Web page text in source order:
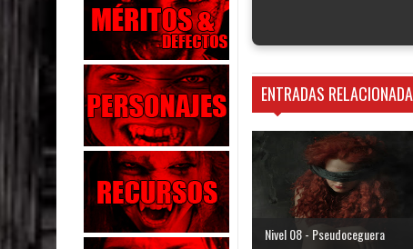
ENTRADAS
Nivel 08 - Pseudoceguera